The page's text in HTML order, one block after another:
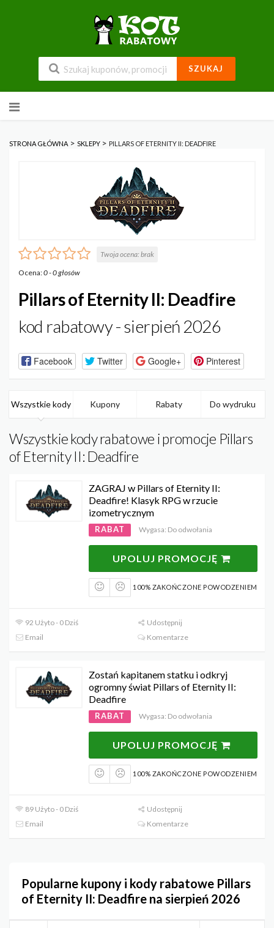
SZUKAJ
do
STRONA GŁÓWNA > SKLEPY > PILLARS OF ETERNITY II: DEADFIRE
Twoja ocena:brak
Ocena:0-0głosów
Pillars of Eternity II: Deadfire
kod rabatowy - sierpień 2026
Facebook Twitter Google+ Pinterest
Wszystkie kody Kupony Rabaty Do wydruku
Wszystkie kody rabatowe i promocje Pillars
of Eternity II: Deadfire
ZAGRAJ w Pillars of Eternity II:
Deadfire! Klasyk RPG w rzucie
izometrycznym
RABAT Wygasa: Do odwołania
UPOLUJ PROMOCJĘ
100% ZAKOŃCZONE POWODZENIEM
92 Użyto - 0 Dziś
Udostępnij
Email
Komentarze
Zostań kapitanem statku i odkryj
ogromny świat Pillars of Eternity II:
Deadfire
RABAT Wygasa: Do odwołania
UPOLUJ PROMOCJĘ
100% ZAKOŃCZONE POWODZENIEM
89 Użyto - 0 Dziś
Udostępnij
Email
Komentarze
Popularne kupony i kody rabatowe Pillars
of Eternity II: Deadfire na sierpień 2026